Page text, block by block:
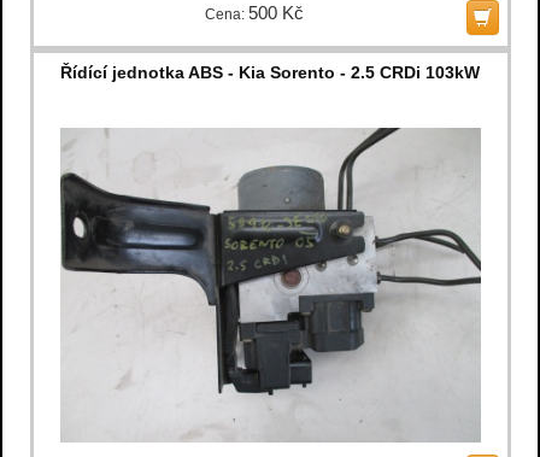
Cena: 500 Kč
Řídící jednotka ABS - Kia Sorento - 2.5 CRDi 103kW